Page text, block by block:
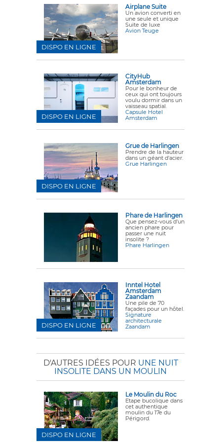
Airplane Suite
Un avion converti en
une seule et unique
Suite de luxe
Avion Teuge
DISPO EN LIGNE
CityHub
Amsterdam
Pour le bonheur de
ceux qui ont toujours
voulu dormir dans un
vaisseau spatial.
Capsule Hotel
Amsterdam
DISPO EN LIGNE
Grue de Harlingen
Prendre de la hauteur
dans un géant d'acier.
Grue Harlingen
DISPO EN LIGNE
Phare de Harlingen
Que pensez-vous d'un
ancien phare pour
passer une nuit
insolite ?
Phare Harlingen
Inntel Hotel
Amsterdam
Zaandam
Une pile de 70
façades pour un hôtel.
Signature
architecturale
Zaandam
DISPO EN LIGNE
D'AUTRES IDÉES POUR UNE NUIT
INSOLITE DANS UN MOULIN
Le Moulin du Roc
Etape bucolique dans
cet authentique
moulin du 17e du
Périgord.
DISPO EN LIGNE